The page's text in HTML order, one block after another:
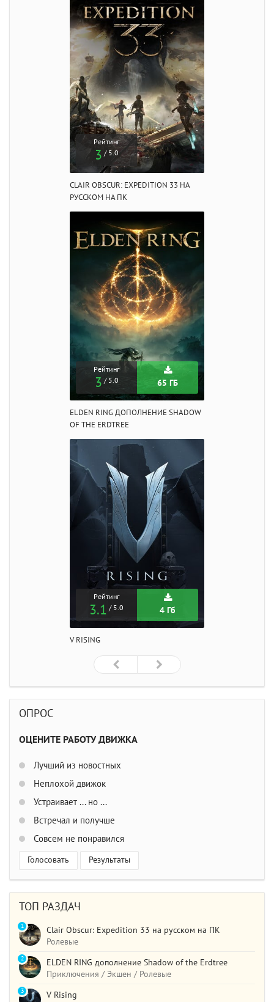
Рейтинг
3 / 5.0
CLAIR OBSCUR: EXPEDITION 33 НА
РУССКОМ НА ПК
Рейтинг
3 / 5.0 65 ГБ
ELDEN RING ДОПОЛНЕНИЕ SHADOW
OF THE ERDTREE
Рейтинг
3.1 / 5.0 4 Гб
V RISING
ОПРОС
ОЦЕНИТЕ РАБОТУ ДВИЖКА
Лучший из новостных
Неплохой движок
Устраивает ... но ...
Встречал и получше
Совсем не понравился
Голосовать Результаты
ТОП РАЗДАЧ
Clair Obscur: Expedition 33 на русском на ПК
Ролевые
1
ELDEN RING дополнение Shadow of the Erdtree
Приключения / Экшен / Ролевые
2
V Rising
3